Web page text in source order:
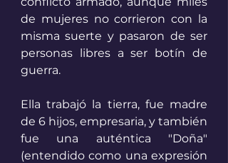
de mujeres no corrieron con la
misma suerte y pasaron de ser
personas libres a ser botín de
guerra.
Ella trabajó la tierra, fue madre
de 6 hijos, empresaria, y también
fue una auténtica "Doña"
(entendido como una expresión